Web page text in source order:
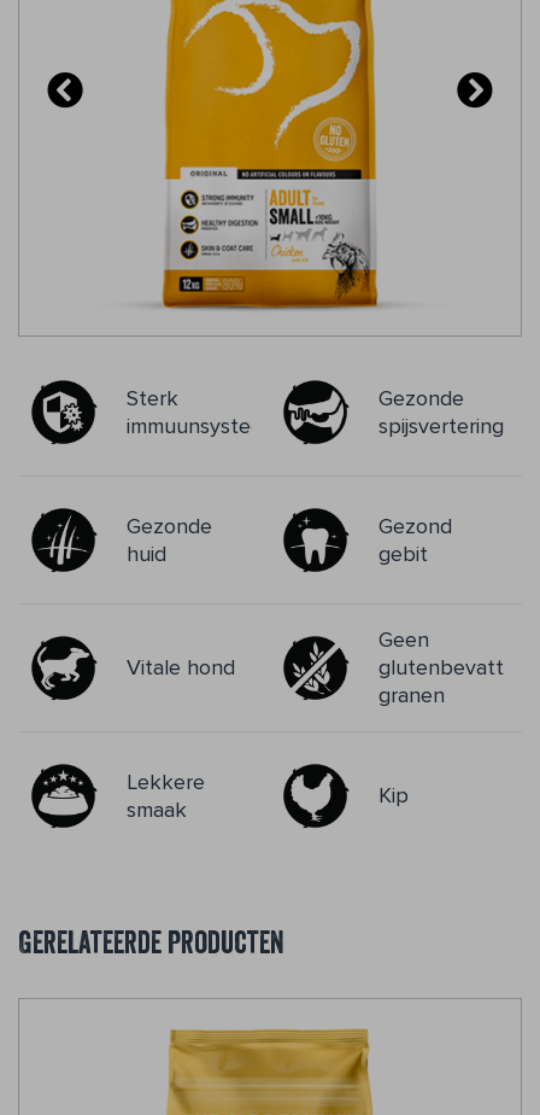
Sterk
immuunsysteem
Gezonde
spijsvertering
Gezonde
huid
Gezond
gebit
Vitale hond
Geen
granen
Lekkere
smaak
Kip
Gerelateerde producten